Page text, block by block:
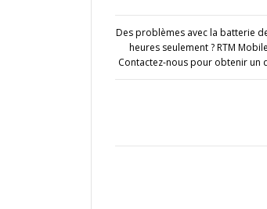
Des problèmes avec la batterie
heures seulement ? RTM
Contactez-nous pour obtenir un